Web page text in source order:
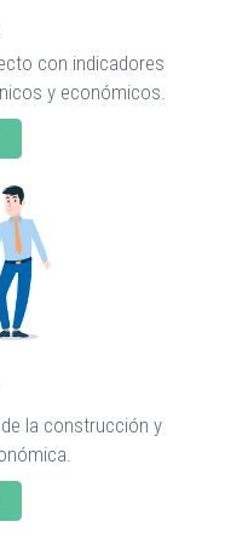
con indicadores
y económicos.
la construcción y